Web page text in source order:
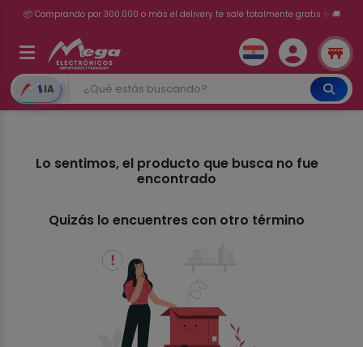
📦 Comprando por 300.000 o más el delivery te sale totalmente gratis ✨ 🚚
💳 ¡HASTA 24 CUOTAS SIN INTERÉS con tarjetas adheridas!
IA
Lo sentimos, el producto que busca no fue
encontrado
Quizás lo encuentres con otro término